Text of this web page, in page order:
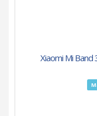
Xiaomi Mi